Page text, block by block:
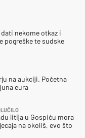
nekome otkaz i
pogreške te sudske
na aukciji. Početna
eura
litija u Gospiću mora
na okoliš, evo što